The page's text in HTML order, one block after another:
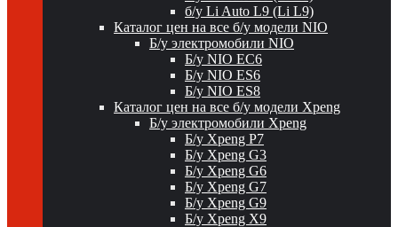
б/у Li Auto L9 (Li L9)
Каталог цен на все б/у модели NIO
Б/у электромобили NIO
Б/у NIO EC6
Б/у NIO ES6
Б/у NIO ES8
Каталог цен на все б/у модели Xpeng
Б/у электромобили Xpeng
Б/у Xpeng P7
Б/у Xpeng G3
Б/у Xpeng G6
Б/у Xpeng G7
Б/у Xpeng G9
Б/у Xpeng X9